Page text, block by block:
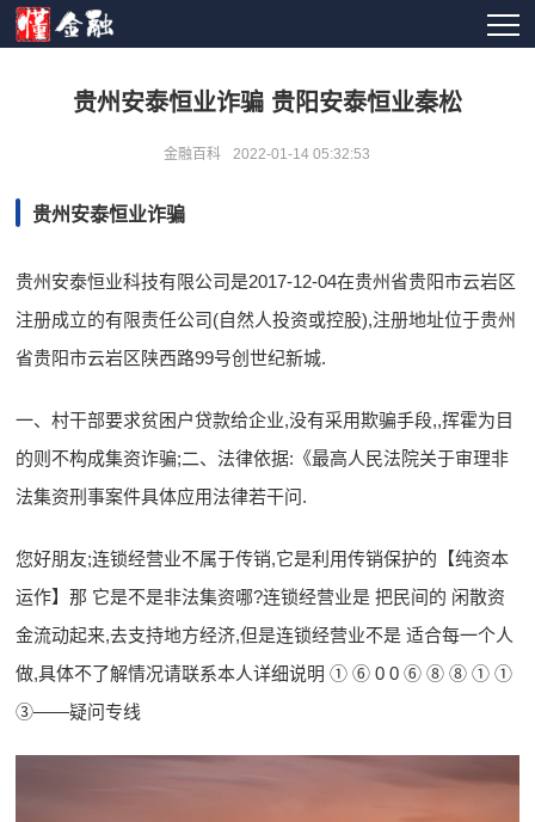
贵州安泰恒业诈骗 贵阳安泰恒业秦松
金融百科 2022-01-14 05:32:53
贵州安泰恒业诈骗
贵州安泰恒业科技有限公司是2017-12-04在贵州省贵阳市云岩区
注册成立的有限责任公司(自然人投资或控股),注册地址位于贵州
省贵阳市云岩区陕西路99号创世纪新城.
一、村干部要求贫困户贷款给企业,没有采用欺骗手段,,挥霍为目
的则不构成集资诈骗;二、法律依据:《最高人民法院关于审理非
法集资刑事案件具体应用法律若干问.
您好朋友;连锁经营业不属于传销,它是利用传销保护的【纯资本
运作】那 它是不是非法集资哪?连锁经营业是 把民间的 闲散资
金流动起来,去支持地方经济,但是连锁经营业不是 适合每一个人
做,具体不了解情况请联系本人详细说明 ① ⑥ 0 0 ⑥ ⑧ ⑧ ① ①
③——疑问专线